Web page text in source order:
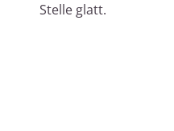
Stelle glatt.